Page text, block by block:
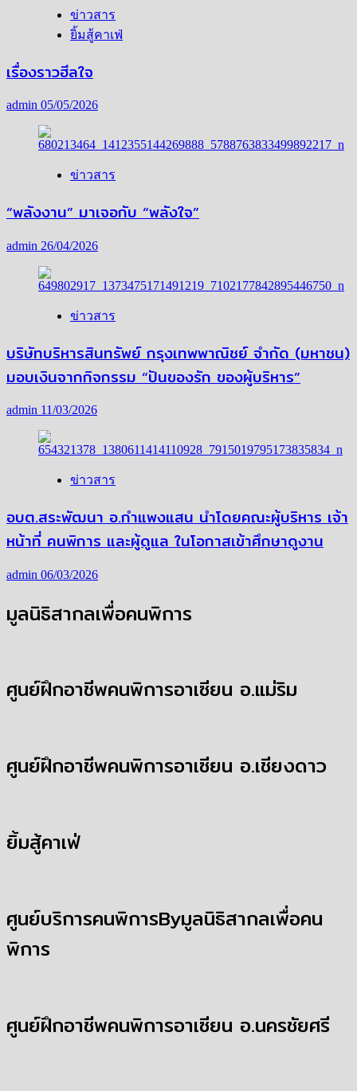
ข่าวสาร
ยิ้มสู้คาเฟ่
เรื่องราวฮีลใจ
admin 05/05/2026
ข่าวสาร
“พลังงาน” มาเจอกับ “พลังใจ”
admin 26/04/2026
ข่าวสาร
บริษัทบริหารสินทรัพย์ กรุงเทพพาณิชย์ จำกัด (มหาชน)
มอบเงินจากกิจกรรม “ปันของรัก ของผู้บริหาร”
admin 11/03/2026
ข่าวสาร
อบต.สระพัฒนา อ.กำแพงแสน นำโดยคณะผู้บริหาร เจ้า
หน้าที่ คนพิการ และผู้ดูแล ในโอกาสเข้าศึกษาดูงาน
admin 06/03/2026
มูลนิธิสากลเพื่อคนพิการ
ศูนย์ฝึกอาชีพคนพิการอาเซียน อ.แม่ริม
ศูนย์ฝึกอาชีพคนพิการอาเซียน อ.เชียงดาว
ยิ้มสู้คาเฟ่
ศูนย์บริการคนพิการByมูลนิธิสากลเพื่อคน
พิการ
ศูนย์ฝึกอาชีพคนพิการอาเซียน อ.นครชัยศรี